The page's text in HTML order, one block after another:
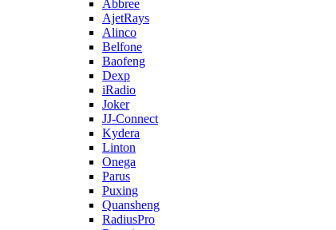
Abbree
AjetRays
Alinco
Belfone
Baofeng
Dexp
iRadio
Joker
JJ-Connect
Kydera
Linton
Onega
Parus
Puxing
Quansheng
RadiusPro